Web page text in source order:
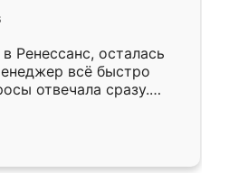
Ренессанс, осталась
всё быстро
отвечала сразу.
субботу, подошёл к
Собрали
аккуратно, даже